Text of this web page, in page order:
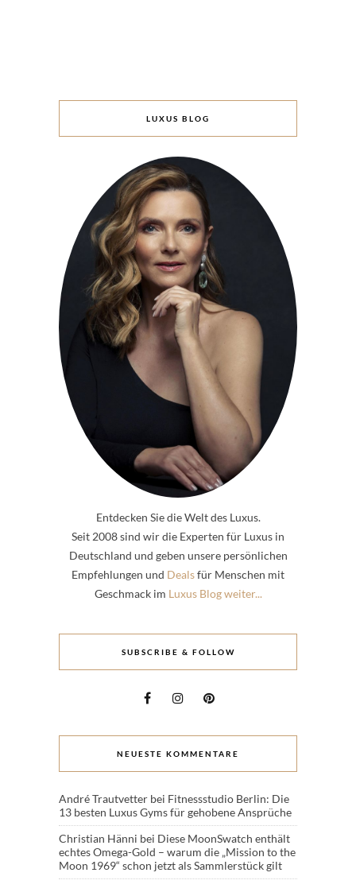
LUXUS BLOG
Entdecken Sie die Welt des Luxus.
Seit 2008 sind wir die Experten für Luxus in
Deutschland und geben unsere persönlichen
Empfehlungen und Dealsfür Menschen mit
Geschmack im Luxus Blog weiter...
SUBSCRIBE & FOLLOW
NEUESTE KOMMENTARE
André Trautvetter bei Fitnessstudio Berlin: Die
13 besten Luxus Gyms für gehobene Ansprüche
Christian Hänni bei Diese MoonSwatch enthält
echtes Omega-Gold – warum die „Mission to the
Moon 1969“ schon jetzt als Sammlerstück gilt